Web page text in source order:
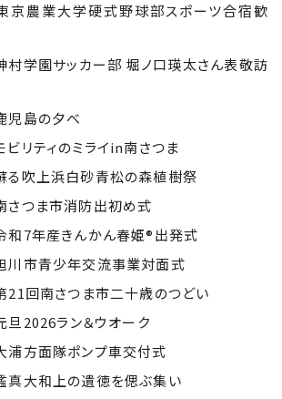
農業大学硬式野球部スポーツ合宿歓
学園サッカー部 堀ノ口瑛太さん表敬訪
島の夕べ
リティのミライin南さつま
吹上浜白砂青松の森植樹祭
つま市消防出初め式
7年産きんかん春姫®出発式
市青少年交流事業対面式
回南さつま市二十歳のつどい
2026ラン＆ウオーク
方面隊ポンプ車交付式
大和上の遺徳を偲ぶ集い